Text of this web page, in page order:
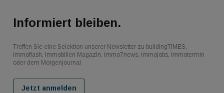
Informiert bleiben.
Treffen Sie eine Selektion unserer Newsletter zu buildingTIMES,
immoflash, Immobilien Magazin, immo7news, immojobs, immotermin
oder dem Morgenjournal
Jetzt anmelden